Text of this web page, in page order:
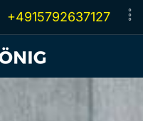
+4915792637127